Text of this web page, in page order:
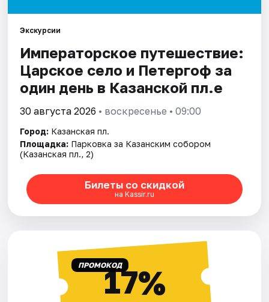
Экскурсии
Императорское путешествие:
Царское село и Петергоф за
один день в Казанской пл.е
30 августа 2026 • воскресенье • 09:00
Город: Казанская пл.
Площадка: Парковка за Казанским собором
(Казанская пл., 2)
Билеты со скидкой
на Kassir.ru
ПРОМОКОД17%